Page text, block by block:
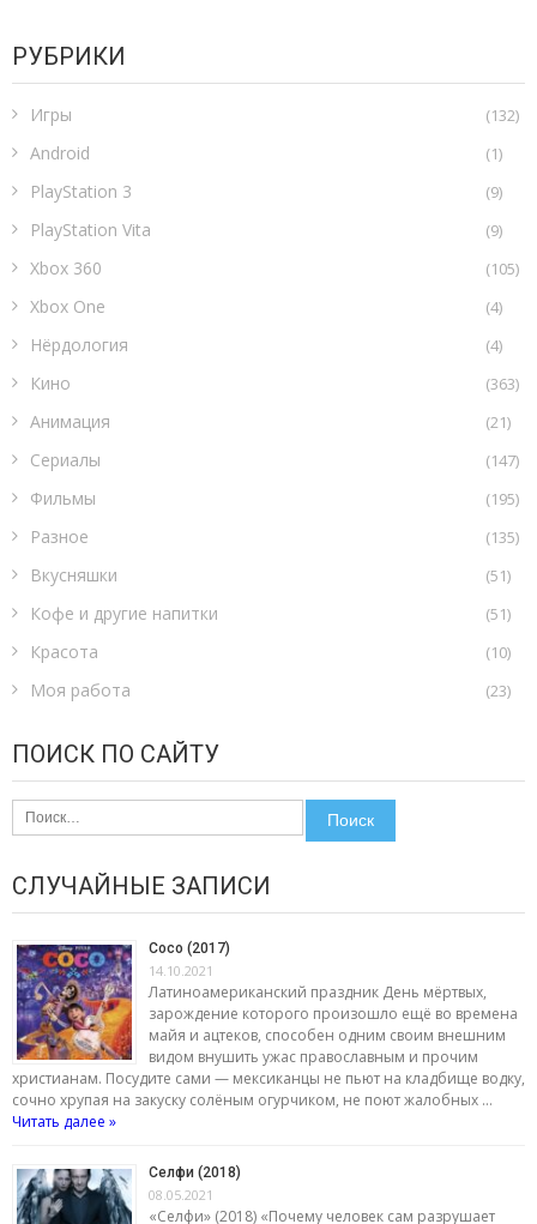
РУБРИКИ
Игры (132)
Android (1)
PlayStation 3 (9)
PlayStation Vita (9)
Xbox 360 (105)
Xbox One (4)
Нёрдология (4)
Кино (363)
Анимация (21)
Сериалы (147)
Фильмы (195)
Разное (135)
Вкусняшки (51)
Кофе и другие напитки (51)
Красота (10)
Моя работа (23)
ПОИСК ПО САЙТУ
Найти:
СЛУЧАЙНЫЕ ЗАПИСИ
Coco (2017)
14.10.2021
Латиноамериканский праздник День мёртвых,
зарождение которого произошло ещё во времена
майя и ацтеков, способен одним своим внешним
видом внушить ужас православным и прочим
христианам. Посудите сами — мексиканцы не пьют на кладбище водку,
сочно хрупая на закуску солёным огурчиком, не поют жалобных …
Читать далее »
Селфи (2018)
08.05.2021
«Селфи» (2018) «Почему человек сам разрушает